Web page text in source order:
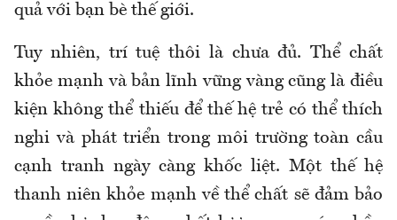
quả với bạn bè thế giới.
Tuy nhiên, trí tuệ thôi là chưa đủ. Thể chất
khỏe mạnh và bản lĩnh vững vàng cũng là điều
kiện không thể thiếu để thế hệ trẻ có thể thích
nghi và phát triển trong môi trường toàn cầu
cạnh tranh ngày càng khốc liệt. Một thế hệ
thanh niên khỏe mạnh về thể chất sẽ đảm bảo